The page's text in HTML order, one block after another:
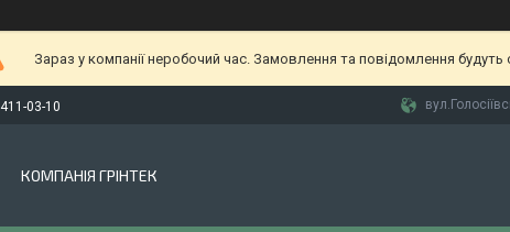
Зараз у компанії неробочий час. Замовлення та повідомлення
03-10
КОМПАНІЯ ГРІНТЕК